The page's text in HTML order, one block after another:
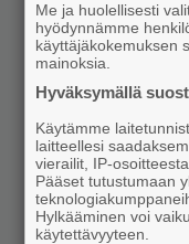
Me ja huolellisesti
hyödynnämme
käyttäjäkokemuksen
mainoksia.
Hyväksymällä
Käytämme
laitteellesi
vierailit, IP-
Pääset tutustumaan
Hylkääminen voi
käytettävyyteen.